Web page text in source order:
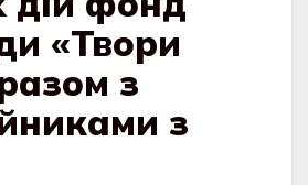
«Твори
з
з